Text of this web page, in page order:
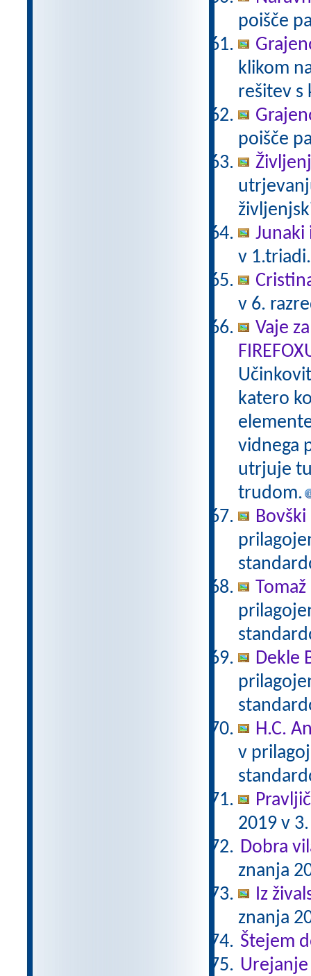
poišče
klikom
rešitev s
poišče
Junaki
v
v 6.
Vaje
katero
vidnega
utrjuje
trudom.
Dekle
H.C.
v
2019 v
Dobra
znanja
Iz
znanja
Štejem